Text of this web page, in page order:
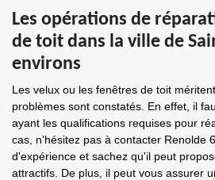
Les opérations de
de toit dans la ville de
environs
Les velux ou les fenêtres de toit
problèmes sont constatés. En effet, il
ayant les qualifications requises pour
cas, n'hésitez pas à contacter Renolde
d'expérience et sachez qu'il peut
attractifs. De plus, il peut vous assurer